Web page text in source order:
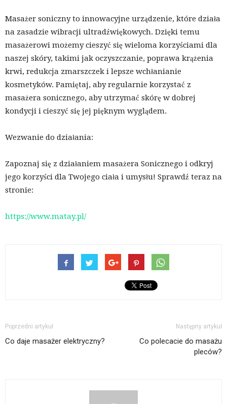
Masażer soniczny to innowacyjne urządzenie, które działa
na zasadzie wibracji ultradźwiękowych. Dzięki temu
masażerowi możemy cieszyć się wieloma korzyściami dla
naszej skóry, takimi jak oczyszczanie, poprawa krążenia
krwi, redukcja zmarszczek i lepsze wchłanianie
kosmetyków. Pamiętaj, aby regularnie korzystać z
masażera sonicznego, aby utrzymać skórę w dobrej
kondycji i cieszyć się jej pięknym wyglądem.
Wezwanie do działania:
Zapoznaj się z działaniem masażera Sonicznego i odkryj
jego korzyści dla Twojego ciała i umysłu! Sprawdź teraz na
stronie:
https://www.matay.pl/
Poprzedni artykuł
Co daje masażer elektryczny?
Następny artykuł
Co polecacie do masażu
pleców?